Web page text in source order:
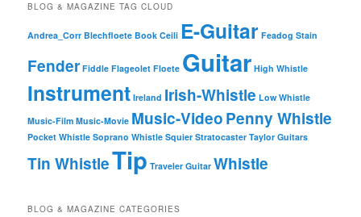
BLOG & MAGAZINE TAG CLOUD
Andrea_Corr Blechfloete Book Ceili E-Guitar Feadog Stain
Fender Fiddle Flageolet Floete Guitar High Whistle
Instrument Ireland Irish-Whistle Low Whistle
Music-Film Music-Movie Music-VideoPenny Whistle
Pocket Whistle Soprano Whistle Squier Stratocaster Taylor Guitars
Tin WhistleTip Traveler Guitar Whistle
BLOG & MAGAZINE CATEGORIES